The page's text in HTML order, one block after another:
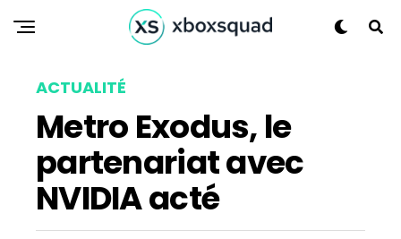
ACTUALITÉ
Metro Exodus, le
partenariat avec
NVIDIA acté
Pinterest
Whatsapp
Email